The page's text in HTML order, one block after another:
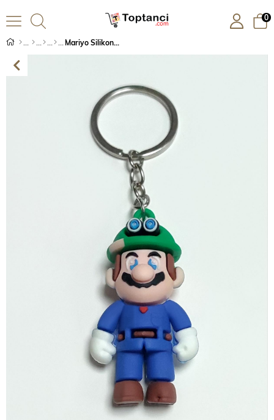
0
Mariyo Silikon Anahtarlık